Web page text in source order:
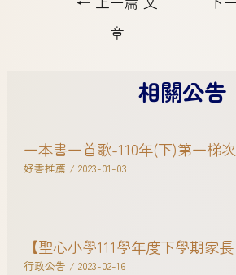
章
相關公告
一本書一首歌-110年(下)第一梯次
好書推薦 / 2023-01-03
【聖心小學111學年度下學期家
行政公告 / 2023-02-16